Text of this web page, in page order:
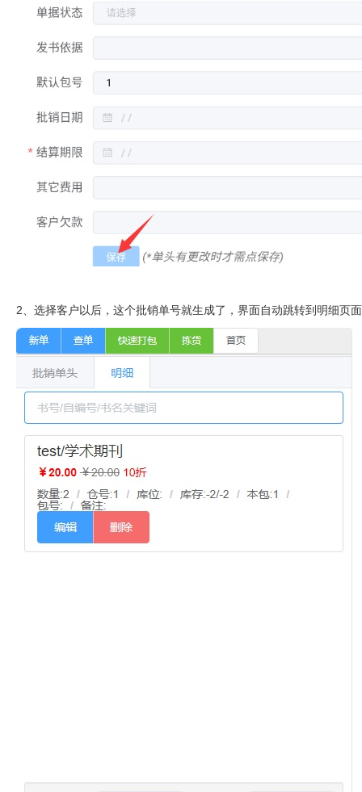
2、选择客户以后，这个批销单号就生成了，界面自动跳转到明细页